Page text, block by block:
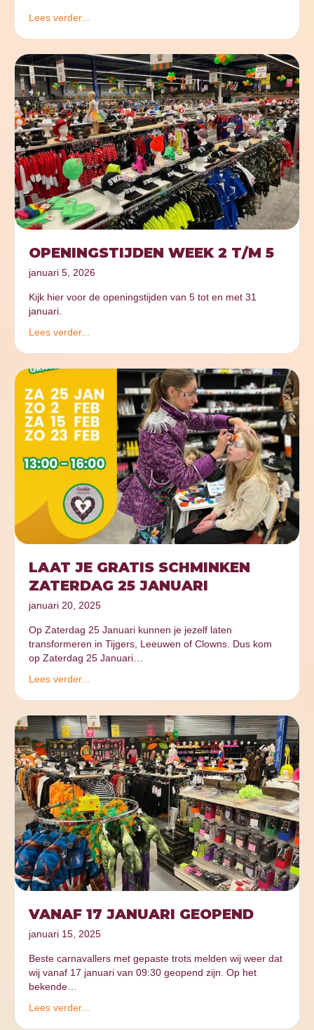
Lees verder...
OPENINGSTIJDEN WEEK 2 T/M 5
januari 5, 2026
Kijk hier voor de openingstijden van 5 tot en met 31
januari.
Lees verder...
LAAT JE GRATIS SCHMINKEN
ZATERDAG 25 JANUARI
januari 20, 2025
Op Zaterdag 25 Januari kunnen je jezelf laten
transformeren in Tijgers, Leeuwen of Clowns. Dus kom
op Zaterdag 25 Januari…
Lees verder...
VANAF 17 JANUARI GEOPEND
januari 15, 2025
Beste carnavallers met gepaste trots melden wij weer dat
wij vanaf 17 januari van 09:30 geopend zijn. Op het
bekende…
Lees verder...